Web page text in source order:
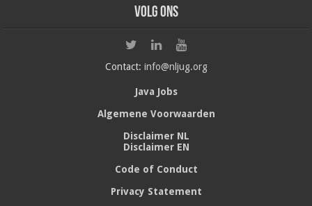
Volg ons
Contact: info@nljug.org
Java Jobs
Algemene Voorwaarden
Disclaimer NL
Disclaimer EN
Code of Conduct
Privacy Statement